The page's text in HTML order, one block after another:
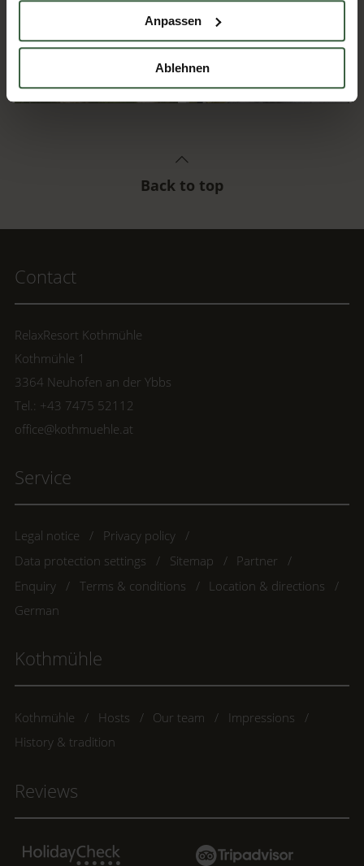
Anpassen
Ablehnen
Back to top
Contact
RelaxResort Kothmühle
Kothmühle 1
3364 Neuhofen an der Ybbs
Tel.: +43 7475 52112
office@kothmuehle.at
Service
Legal notice
Privacy policy
Data protection settings
Sitemap
Partner
Enquiry
Terms & conditions
Location & directions
German
Kothmühle
Kothmühle Hosts Our team
Impressions
History & tradition
Reviews